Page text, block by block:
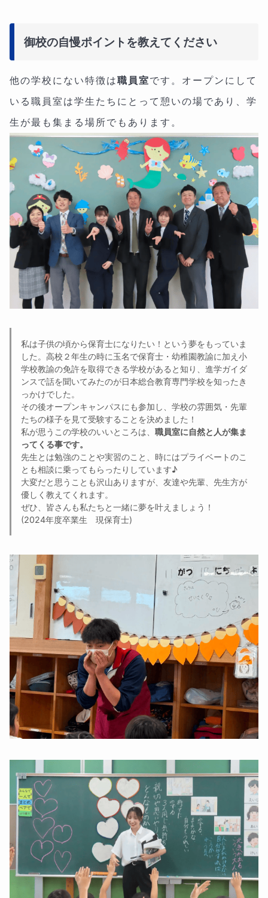
御校の自慢ポイントを教えてください
他の学校にない特徴は職員室です。オープンにして
いる職員室は学生たちにとって憩いの場であり、学
生が最も集まる場所でもあります。
私は子供の頃から保育士になりたい！という夢をもっていま
した。高校２年生の時に玉名で保育士・幼稚園教諭に加え小
学校教諭の免許を取得できる学校があると知り、進学ガイダ
ンスで話を聞いてみたのが日本総合教育専門学校を知ったき
っかけでした。
その後オープンキャンパスにも参加し、学校の雰囲気・先輩
たちの様子を見て受験することを決めました！
私が思うこの学校のいいところは、 職員室に自然と人が集ま
ってくる事です。
先生とは勉強のことや実習のこと、時にはプライベートのこ
とも相談に乗ってもらったりしています♪
大変だと思うことも沢山ありますが、友達や先輩、先生方が
優しく教えてくれます。
ぜひ、皆さんも私たちと一緒に夢を叶えましょう！
(2024年度卒業生 現保育士)